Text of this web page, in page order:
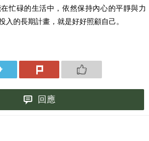
忙碌的生活中，依然保持內心的平靜與力
入的長期計畫，就是好好照顧自己。
回應